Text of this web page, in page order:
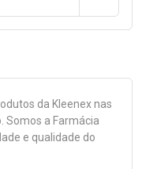
da Kleenexnas
Somos a Farmácia
e qualidade do